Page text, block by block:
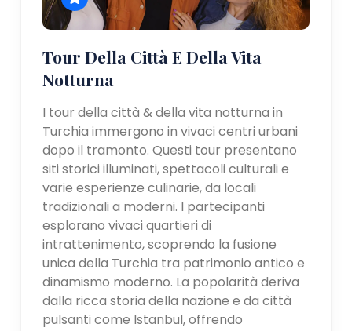
Tour Della Città E Della Vita
Notturna
I tour della città & della vita notturna in
Turchia immergono in vivaci centri urbani
dopo il tramonto. Questi tour presentano
siti storici illuminati, spettacoli culturali e
varie esperienze culinarie, da locali
tradizionali a moderni. I partecipanti
esplorano vivaci quartieri di
intrattenimento, scoprendo la fusione
unica della Turchia tra patrimonio antico e
dinamismo moderno. La popolarità deriva
dalla ricca storia della nazione e da città
pulsanti come Istanbul, offrendo